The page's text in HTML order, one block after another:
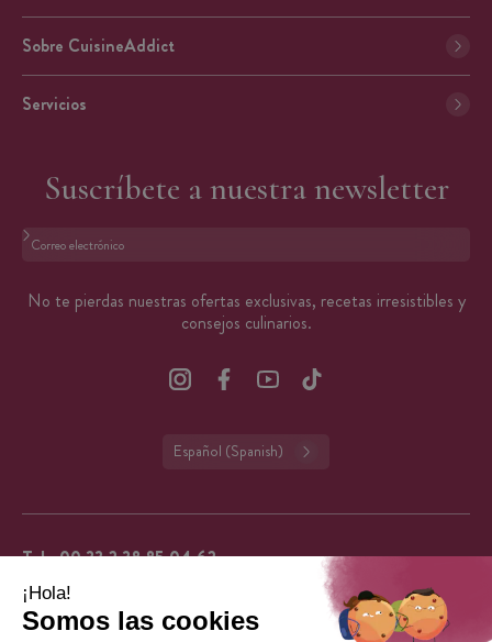
Sobre CuisineAddict
Servicios
Suscríbete a nuestra newsletter
Formato: dirección@email.com
No te pierdas nuestras ofertas exclusivas, recetas irresistibles y
consejos culinarios.
Español (Spanish)
Tel.:00 33 2 38 85 04 62
De lunes a viernes de 9:00 a 13:00 y de 14:00 a 16:00 (excepto días festivos en
Francia).